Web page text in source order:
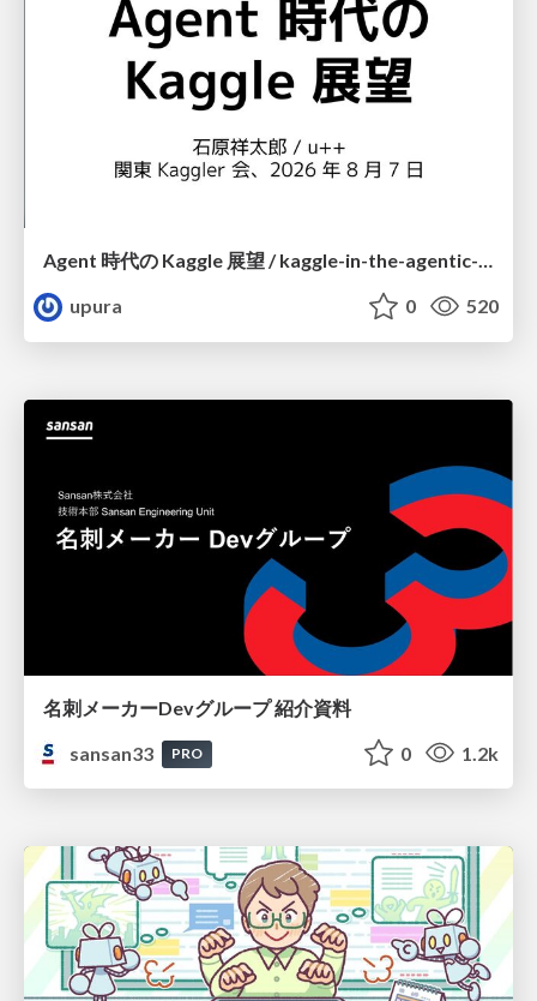
Agent 時代の Kaggle 展望 / kaggle-in-the-agentic-era
upura
0 520
名刺メーカーDevグループ 紹介資料
sansan33
PRO 0 1.2k